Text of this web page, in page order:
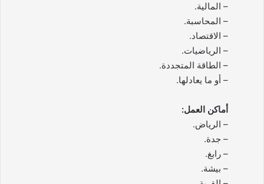
– المالية.
– المحاسبة.
– الاقتصاد.
– الرياضيات.
– الطاقة المتجددة.
– أو ما يعادلها.
أماكن العمل:
– الرياض.
– جدة.
– رابغ.
– بيشة.